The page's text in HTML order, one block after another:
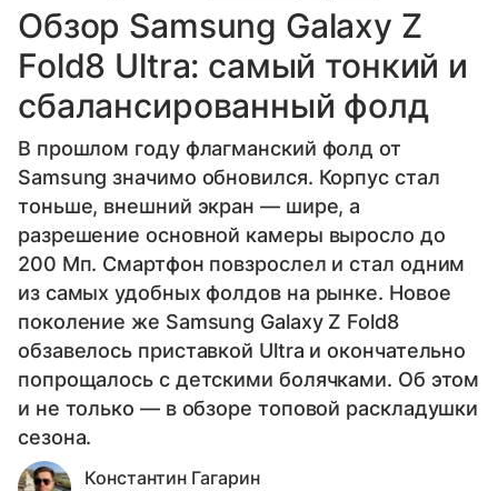
Обзор Samsung Galaxy Z
Fold8 Ultra: самый тонкий и
сбалансированный фолд
В прошлом году флагманский фолд от
Samsung значимо обновился. Корпус стал
тоньше, внешний экран — шире, а
разрешение основной камеры выросло до
200 Мп. Смартфон повзрослел и стал одним
из самых удобных фолдов на рынке. Новое
поколение же Samsung Galaxy Z Fold8
обзавелось приставкой Ultra и окончательно
попрощалось с детскими болячками. Об этом
и не только — в обзоре топовой раскладушки
сезона.
Константин Гагарин